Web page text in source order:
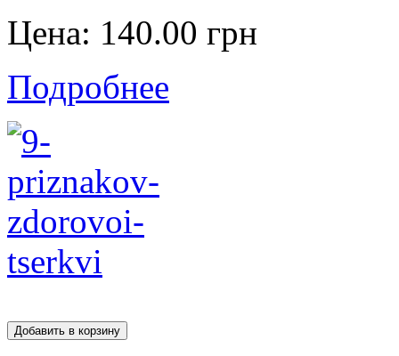
Цена: 140.00 грн
Подробнее